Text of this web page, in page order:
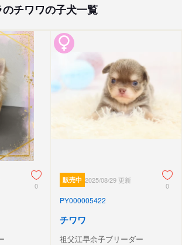
チワワの子犬一覧
0
販売中 2025/08/29 更新
0
PY000005422
チワワ
祖父江早余子ブリーダー